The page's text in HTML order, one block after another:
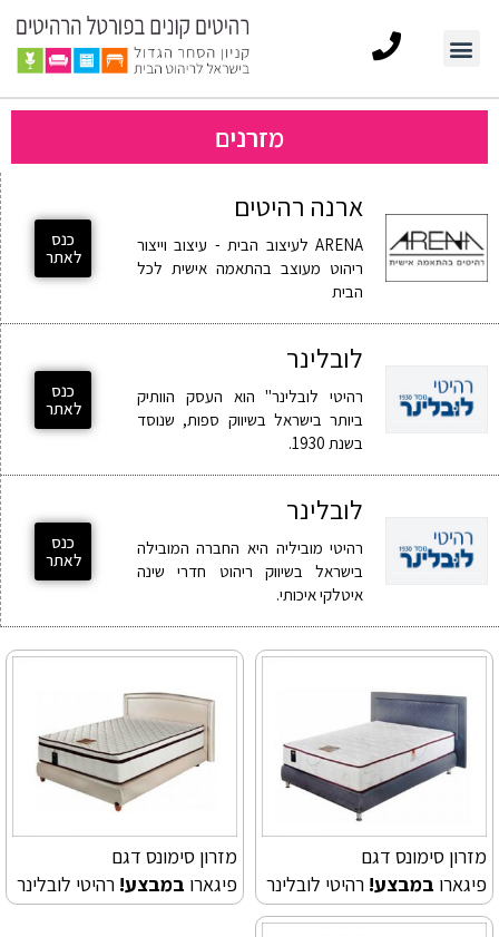
מזרנים
ארנה רהיטים
ARENA לעיצוב הבית - עיצוב וייצור
ריהוט מעוצב בהתאמה אישית לכל
הבית
כנס
לאתר
לובלינר
רהיטי לובלינר" הוא העסק הוותיק
ביותר בישראל בשיווק ספות, שנוסד
בשנת 1930.
כנס
לאתר
לובלינר
רהיטי מוביליה היא החברה המובילה
בישראל בשיווק ריהוט חדרי שינה
איטלקי איכותי.
כנס
לאתר
מזרון סימונס דגם
פיגארו במבצע! רהיטי לובלינר
מזרון סימונס דגם
פיגארו במבצע! רהיטי לובלינר